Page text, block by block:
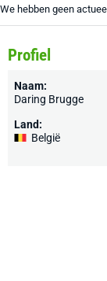
We hebben geen
Profiel
Naam:
Daring Brugge
Land:
België